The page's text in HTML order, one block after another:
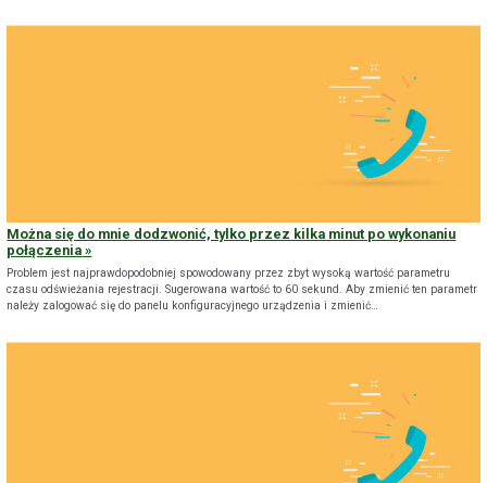
Można się do mnie dodzwonić, tylko przez kilka minut po wykonaniu
połączenia
Problem jest najprawdopodobniej spowodowany przez zbyt wysoką wartość parametru
czasu odświeżania rejestracji. Sugerowana wartość to 60 sekund. Aby zmienić ten parametr
należy zalogować się do panelu konfiguracyjnego urządzenia i zmienić…